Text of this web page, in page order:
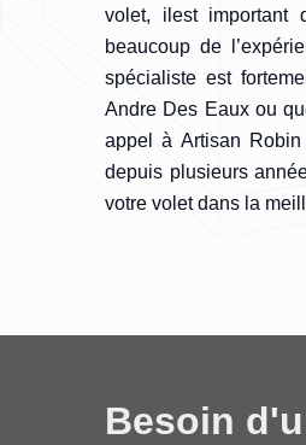
volet, ilest important
beaucoup de
spécialiste est
Andre Des Eaux ou
appel à Artisan
depuis plusieurs
votre volet dans la
Besoin